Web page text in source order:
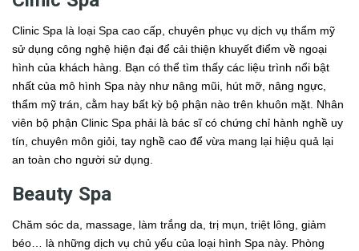
Clinic Spa là loại Spa cao cấp, chuyên phục vụ dịch vụ thẩm mỹ
sử dụng công nghệ hiện đại để cải thiện khuyết điểm về ngoại
hình của khách hàng. Bạn có thể tìm thấy các liệu trình nổi bật
nhất của mô hình Spa này như nâng mũi, hút mỡ, nâng ngực,
thẩm mỹ trán, cằm hay bất kỳ bộ phận nào trên khuôn mặt. Nhân
viên bộ phận Clinic Spa phải là bác sĩ có chứng chỉ hành nghề uy
tín, chuyên môn giỏi, tay nghề cao để vừa mang lại hiệu quả lại
an toàn cho người sử dụng.
Beauty Spa
Chăm sóc da, massage, làm trắng da, trị mụn, triệt lông, giảm
béo… là những dịch vụ chủ yếu của loại hình Spa này. Phòng